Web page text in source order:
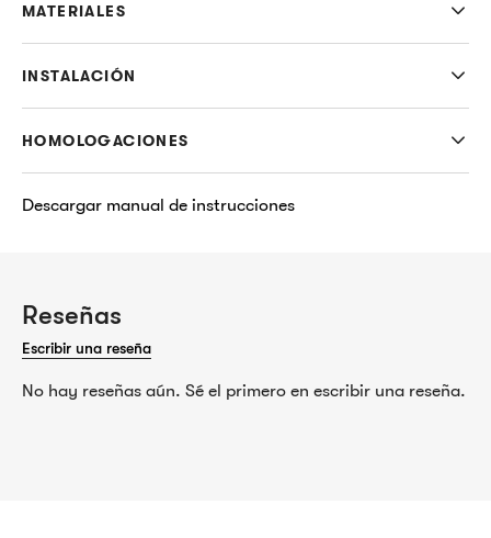
MATERIALES
INSTALACIÓN
HOMOLOGACIONES
Descargar manual de instrucciones
Reseñas
Escribir una reseña
No hay reseñas aún. Sé el primero en escribir una reseña.